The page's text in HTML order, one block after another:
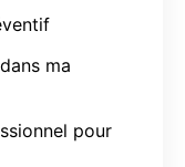
ma
pour